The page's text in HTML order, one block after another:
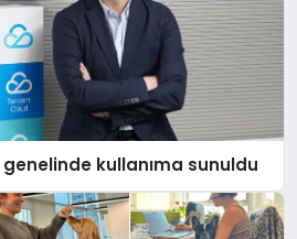
kullanıma sunuldu